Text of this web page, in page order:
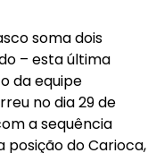
soma dois
– esta última
da equipe
no dia 29 de
a sequência
posição do Carioca,